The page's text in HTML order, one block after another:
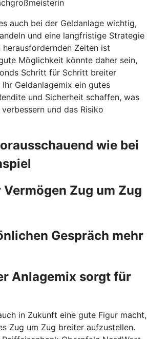
auch bei der Geldanlage wichtig,
und eine langfristige Strategie
Zeiten ist
Möglichkeit könnte daher sein,
Schritt für Schritt breiter
Geldanlagemix ein gutes
und Sicherheit schaffen, was
und das Risiko
wie bei
Zug um Zug
Gespräch mehr
Anlagemix sorgt für
in Zukunft eine gute Figur macht,
Zug um Zug breiter aufzustellen.